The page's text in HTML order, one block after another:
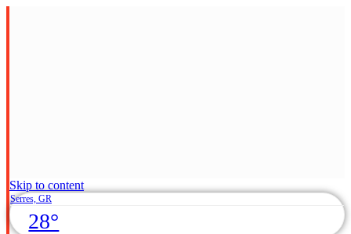
Skip to content
Serres, GR
28°